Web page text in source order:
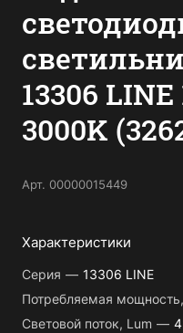
13306
3000K
Арт. 00000015449
Характеристики
Серия — 13306 LINE
Потребляемая
Световой поток, Lum —